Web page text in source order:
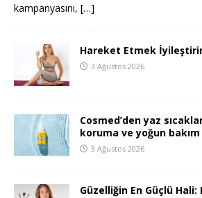
kampanyasını, […]
Hareket Etmek
3 Ağustos 2026
Cosmed’den yaz
koruma ve yoğun bakım
3 Ağustos 2026
Güzelliğin En Güçlü Hali: